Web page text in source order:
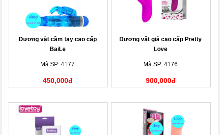
Dương vật cầm tay cao cấp
BaiLe
Mã SP: 4177
450,000đ
Dương vật giả cao cấp Pretty
Love
Mã SP: 4176
900,000đ